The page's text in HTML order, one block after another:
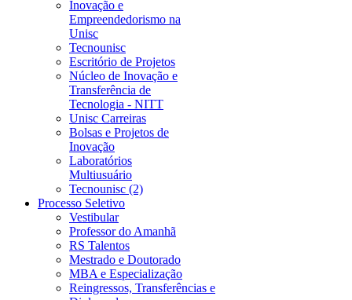
Inovação e
Empreendedorismo na
Unisc
Tecnounisc
Escritório de Projetos
Núcleo de Inovação e
Transferência de
Tecnologia - NITT
Unisc Carreiras
Bolsas e Projetos de
Inovação
Laboratórios
Multiusuário
Tecnounisc (2)
Processo Seletivo
Vestibular
Professor do Amanhã
RS Talentos
Mestrado e Doutorado
MBA e Especialização
Reingressos, Transferências e